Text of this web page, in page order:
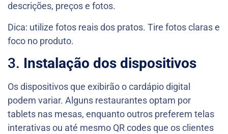
descrições, preços e fotos.
Dica: utilize fotos reais dos pratos. Tire fotos claras e
foco no produto.
3. Instalação dos dispositivos
Os dispositivos que exibirão o cardápio digital
podem variar. Alguns restaurantes optam por
tablets nas mesas, enquanto outros preferem telas
interativas ou até mesmo QR codes que os clientes